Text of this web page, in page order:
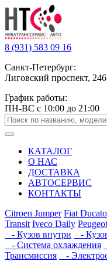
8 (931) 583 09 16
Санкт-Петербург:
Лиговский проспект,
График работы:
ПН-ВС с 10:00 до 21:00
КАТАЛОГ
О НАС
ДОСТАВКА
АВТОСЕРВИС
КОНТАКТЫ
Citroen Jumper Fiat
Transit Iveco Daily
- Кузов внутри
-
- Система охлаждения
Трансмиссия
-